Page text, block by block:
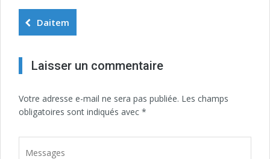
Daitem
Laisser un commentaire
Votre adresse e-mail ne sera pas publiée. Les champs
obligatoires sont indiqués avec *